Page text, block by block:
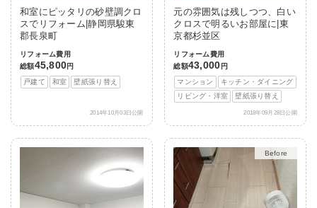
和室にピッタリの砂壁調クロ
スでリフォーム|静岡県駿東
郡長泉町
リフォーム費用
総額45,800円
戸建て
和室 壁紙張り替え
2014年10月03日公開
元の雰囲気は残しつつ、白い
クロスで明るいお部屋に|東
京都杉並区
リフォーム費用
総額43,000 円
マンション
キッチン・ダイニング
リビング・洋室
壁紙張り替え
2018年09月28日公開
After